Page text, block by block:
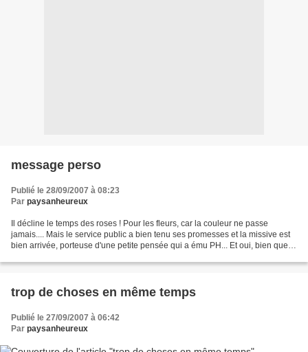
message perso
Publié le 28/09/2007 à 08:23
Par paysanheureux
Il décline le temps des roses ! Pour les fleurs, car la couleur ne passe
jamais.... Mais le service public a bien tenu ses promesses et la missive est
bien arrivée, porteuse d'une petite pensée qui a ému PH... Et oui, bien que
trop de choses en même temps
Publié le 27/09/2007 à 06:42
Par paysanheureux